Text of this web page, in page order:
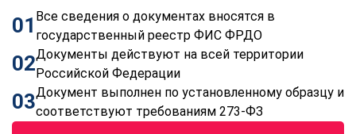
01 Все сведения о документах вносятся в
государственный реестр ФИС ФРДО
02Документы действуют на всей территории
Российской Федерации
03Документ выполнен по установленному образцу и
соответствуют требованиям 273-ФЗ